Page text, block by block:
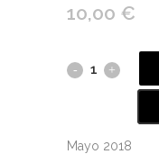
10,00 €
Mayo 2018